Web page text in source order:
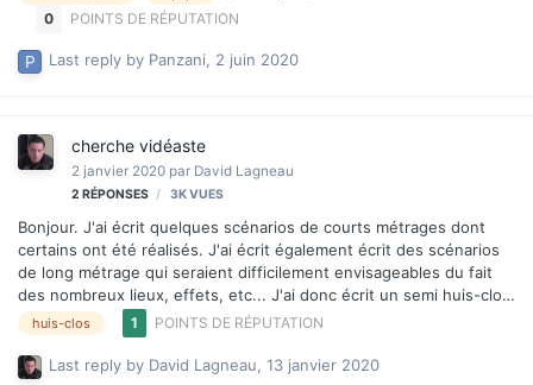
passionnés, talentueux dans leurs corps de métier propre qui
m'appelle Thibaut, mais mes amis m'appellent Tek. J'ai 34 ans, et
je suis dans la région Lilloise. Je suis chef d'entreprise dans un
Last reply by Panzani, 2 juin 2020
0
POINTS DE RÉPUTATION
cherche vidéaste
2 janvier 2020 par David Lagneau
2 RÉPONSES 3KVUES
Bonjour. J'ai écrit quelques scénarios de courts métrages dont
certains ont été réalisés. J'ai écrit également écrit des scénarios
de long métrage qui seraient difficilement envisageables du fait
des nombreux lieux, effets, etc... J'ai donc écrit un semi huis-clos
dans l'espoir de pouvoir le faire mettre en images. Je cherche
donc un vidéaste en région PACA. Le pitch : Un cadre
quarantenaire aigri va rencontrer un enfant atteint d'une maladie
Last reply by David Lagneau, 13 janvier 2020
huis-clos 1 POINTS DE RÉPUTATION